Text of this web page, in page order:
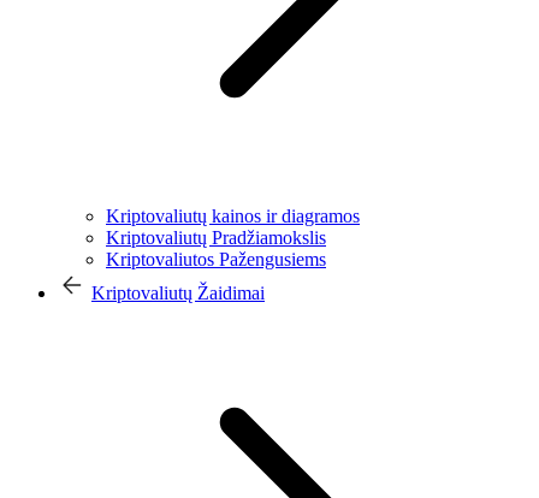
Kriptovaliutų kainos ir diagramos
Kriptovaliutų Pradžiamokslis
Kriptovaliutos Pažengusiems
Kriptovaliutų Žaidimai